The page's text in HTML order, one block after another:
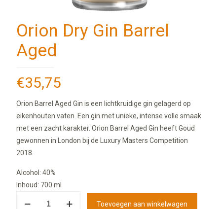
Orion Dry Gin Barrel
Aged
€35,75
Orion Barrel Aged Gin is een lichtkruidige gin gelagerd op
eikenhouten vaten. Een gin met unieke, intense volle smaak
met een zacht karakter. Orion Barrel Aged Gin heeft Goud
gewonnen in London bij de Luxury Masters Competition
2018.
Alcohol: 40%
Inhoud: 700 ml
Toevoegen aan winkelwagen